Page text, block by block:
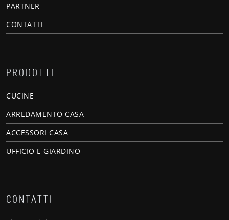
PARTNER
CONTATTI
PRODOTTI
CUCINE
ARREDAMENTO CASA
ACCESSORI CASA
UFFICIO E GIARDINO
CONTATTI